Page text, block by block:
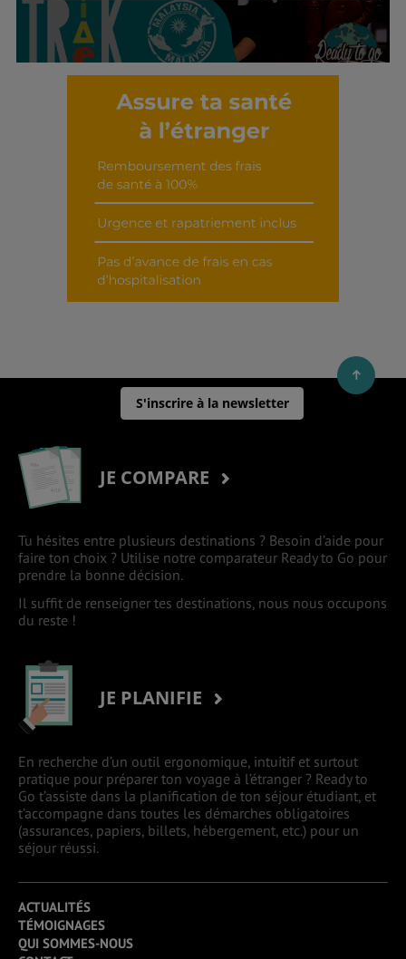
Découvrir cet interview
S'inscrire à la newsletter
JE COMPARE
Tu hésites entre plusieurs destinations ? Besoin d’aide pour
faire ton choix ? Utilise notre comparateur Ready to Go pour
prendre la bonne décision.
Il suffit de renseigner tes destinations, nous nous occupons
du reste !
JE PLANIFIE
En recherche d’un outil ergonomique, intuitif et surtout
pratique pour préparer ton voyage à l’étranger ? Ready to
Go t’assiste dans la planification de ton séjour étudiant, et
t’accompagne dans toutes les démarches obligatoires
(assurances, papiers, billets, hébergement, etc.) pour un
séjour réussi.
ACTUALITÉS
TÉMOIGNAGES
QUI SOMMES-NOUS